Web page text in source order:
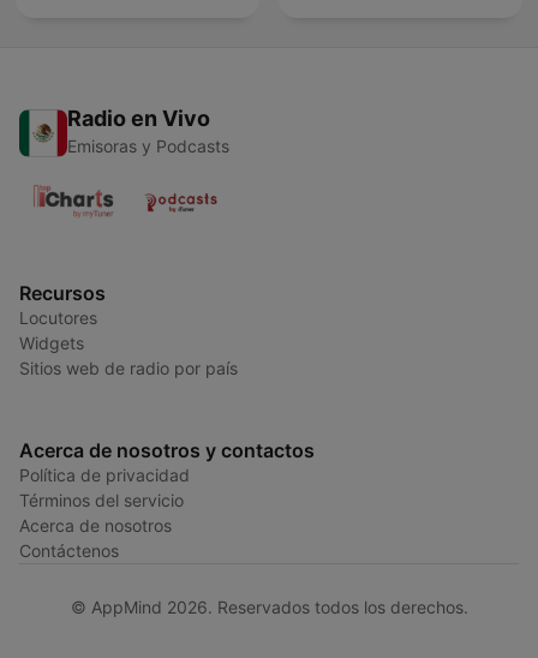
Radio en Vivo
Emisoras y Podcasts
Recursos
Locutores
Widgets
Sitios web de radio por país
Acerca de nosotros y contactos
Política de privacidad
Términos del servicio
Acerca de nosotros
Contáctenos
© AppMind 2026. Reservados todos los derechos.